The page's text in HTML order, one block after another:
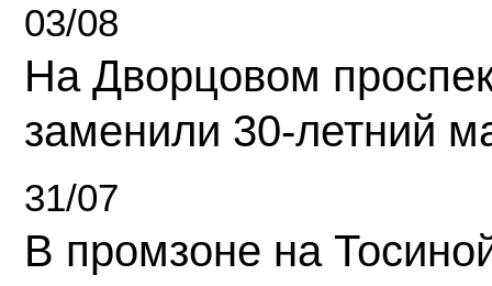
03/08
На Дворцовом
заменили 30-летний
31/07
В промзоне на